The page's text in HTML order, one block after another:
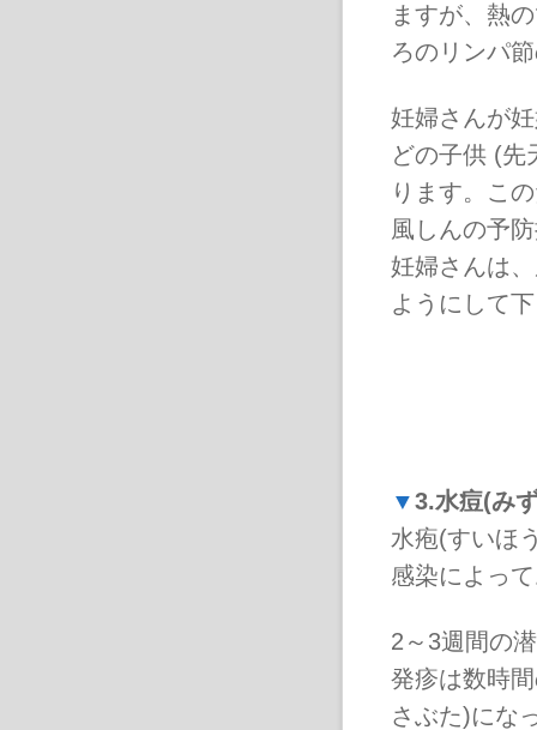
ますが、熱
ろのリンパ
妊婦さんが
どの子供 (先
ります。こ
風しんの予
妊婦さんは
ようにして
▼3.水痘(み
水疱(すいほ
感染によっ
2～3週間の
発疹は数時
さぶた)にな